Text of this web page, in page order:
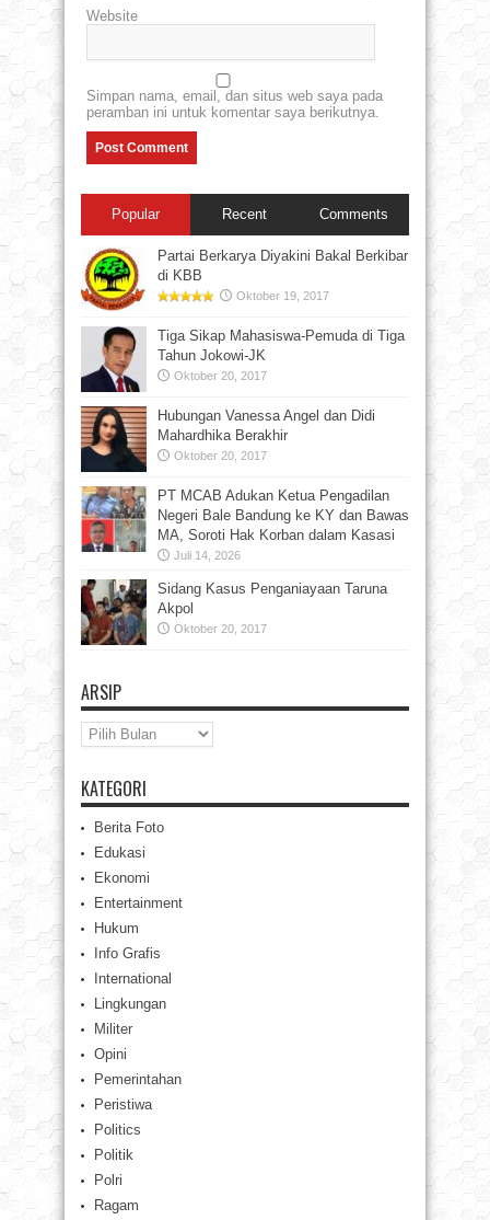
Website
Simpan nama, email, dan situs web saya pada
peramban ini untuk komentar saya berikutnya.
Popular Recent Comments
Partai Berkarya Diyakini Bakal Berkibar
di KBB
Oktober 19, 2017
Tiga Sikap Mahasiswa-Pemuda di Tiga
Tahun Jokowi-JK
Oktober 20, 2017
Hubungan Vanessa Angel dan Didi
Mahardhika Berakhir
Oktober 20, 2017
PT MCAB Adukan Ketua Pengadilan
Negeri Bale Bandung ke KY dan Bawas
MA, Soroti Hak Korban dalam Kasasi
Juli 14, 2026
Sidang Kasus Penganiayaan Taruna
Akpol
Oktober 20, 2017
ARSIP
Arsip
KATEGORI
Berita Foto
Edukasi
Ekonomi
Entertainment
Hukum
Info Grafis
International
Lingkungan
Militer
Opini
Pemerintahan
Peristiwa
Politics
Politik
Polri
Ragam